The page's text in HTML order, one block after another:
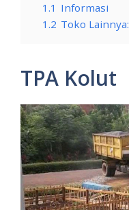
1.1 Informasi
1.2 Toko Lainnya:
TPA Kolut